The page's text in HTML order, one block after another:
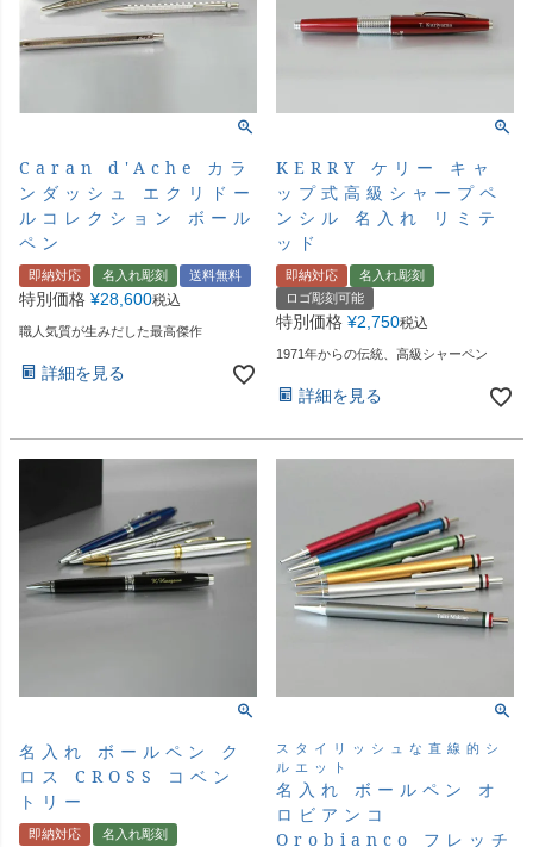
Caran d'Ache カラ
ンダッシュ エクリドー
ルコレクション ボール
ペン
即納対応 名入れ彫刻 送料無料
特別価格 ¥28,600税込
職人気質が生みだした最高傑作
詳細を見る
KERRY ケリー キャ
ップ式高級シャープペ
ンシル 名入れ リミテ
ッド
即納対応
名入れ彫刻
ロゴ彫刻可能
特別価格 ¥2,750税込
1971年からの伝統、高級シャーペン
詳細を見る
名入れ ボールペン ク
ロス CROSS コベン
トリー
即納対応 名入れ彫刻
スタイリッシュな直線的シ
ルエット
名入れ ボールペン オ
ロビアンコ
Orobianco フレッチ